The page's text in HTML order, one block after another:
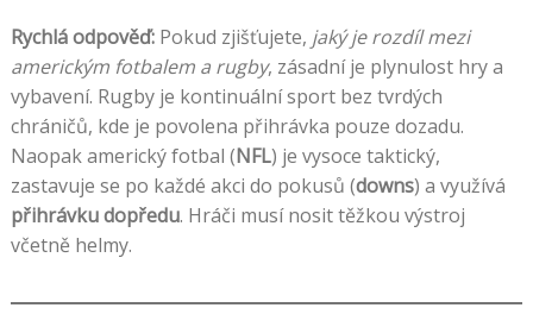
Rychlá odpověď:Pokud zjišťujete, jaký je rozdíl mezi
americkým fotbalem a rugby, zásadní je plynulost hry a
vybavení. Rugby je kontinuální sport bez tvrdých
chráničů, kde je povolena přihrávka pouze dozadu.
Naopak americký fotbal (NFL) je vysoce taktický,
zastavuje se po každé akci do pokusů (downs) a využívá
přihrávku dopředu. Hráči musí nosit těžkou výstroj
včetně helmy.